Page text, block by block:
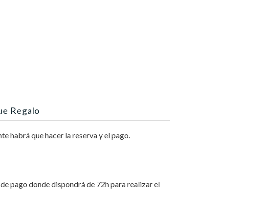
Regalo
habrá que hacer la reserva y el pago.
pago donde dispondrá de 72h para realizar el